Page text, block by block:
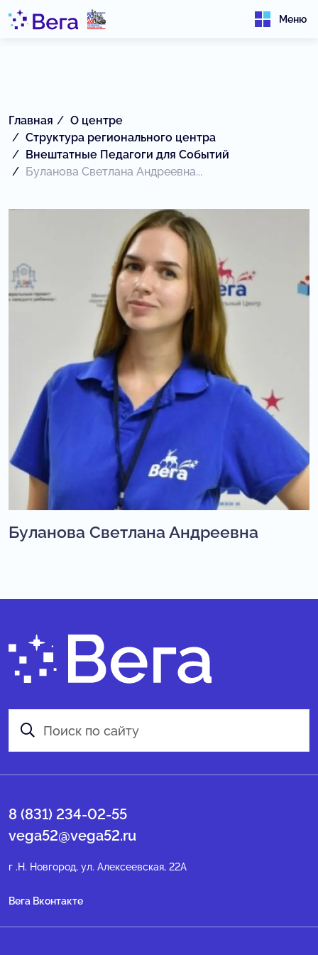
Меню
Главная
О центре
Структура регионального центра
Внештатные Педагоги для Событий
Буланова Светлана Андреевна...
Буланова Светлана Андреевна
8 (831) 234-02-55
vega52@vega52.ru
г .Н. Новгород, ул. Алексеевская, 22А
Вега Вконтакте